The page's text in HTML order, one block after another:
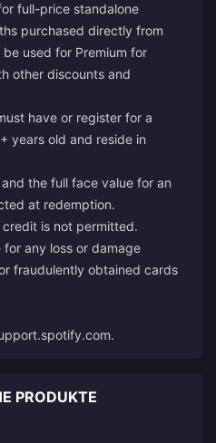
full-price standalone
purchased directly from
used for Premium for
other discounts and
have or register for a
years old and reside in
the full face value for an
at redemption.
is not permitted.
any loss or damage
fraudulently obtained cards
.
PRODUKTE